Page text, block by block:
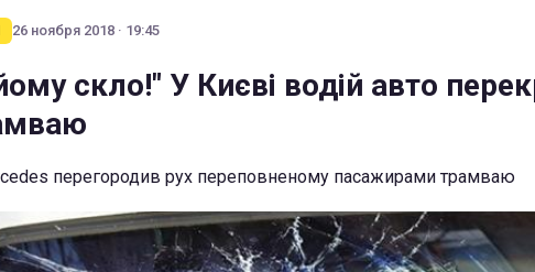
26 ноября 2018 · 19:45
скло!" У Києві водій авто
перегородив рух переповненому пасажирами трамваю